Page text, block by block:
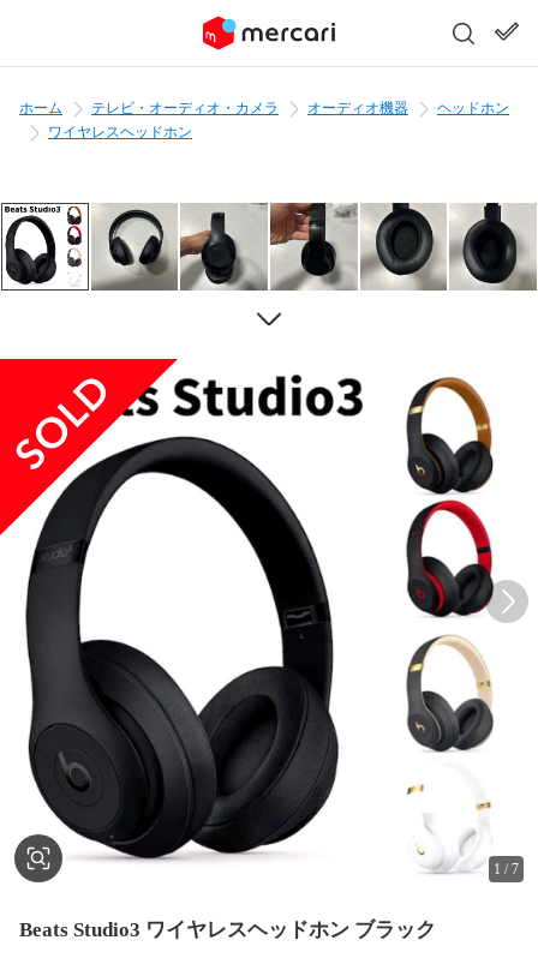
ホーム テレビ・オーディオ・カメラ オーディオ機器
ヘッドホン
ワイヤレスヘッドホン
1 /7
Beats Studio3 ワイヤレスヘッドホン ブラック